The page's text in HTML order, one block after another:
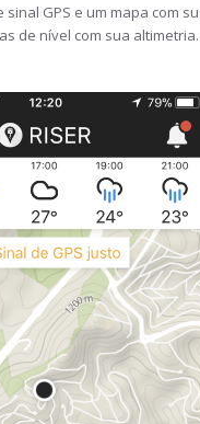
GPS e um mapa com
de nível com sua